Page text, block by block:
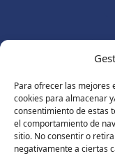
Para ofrecer las mejores
cookies para almacenar
consentimiento de estas
el comportamiento de
sitio. No consentir o
negativamente a ciertas
Consulte
© Copyright